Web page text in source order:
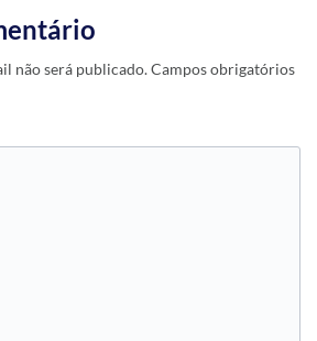
não será publicado.Campos obrigatórios